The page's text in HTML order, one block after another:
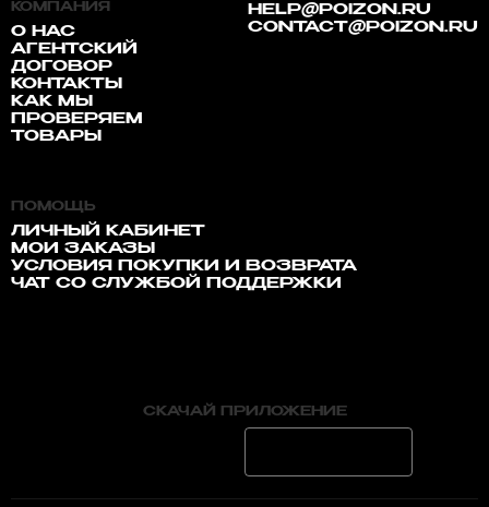
КОМПАНИЯ
О НАС
АГЕНТСКИЙ
ДОГОВОР
КОНТАКТЫ
КАК МЫ
ПРОВЕРЯЕМ
ТОВАРЫ
HELP@POIZON.RU
CONTACT@POIZON.RU
ПОМОЩЬ
ЛИЧНЫЙ КАБИНЕТ
МОИ ЗАКАЗЫ
УСЛОВИЯ ПОКУПКИ И ВОЗВРАТА
ЧАТ СО СЛУЖБОЙ ПОДДЕРЖКИ
СКАЧАЙ ПРИЛОЖЕНИЕ